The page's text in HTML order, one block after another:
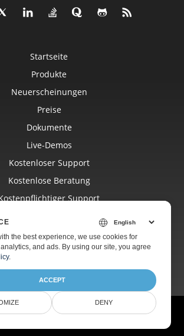
Startseite
Produkte
Neuerscheinungen
Preise
Dokumente
Live-Demos
Kostenloser Support
Kostenlose Beratung
Support
Websites
Über
Pty Ltd 2001-2026. Alle Rechte vorbehalten.
the best experience, we use cookies for
and ads. By using our site, you agree
.
ACCEPT
DENY